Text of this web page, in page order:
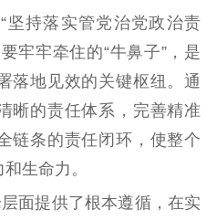
持落实管党治党政治责
牢牢牵住的“牛鼻子”，是
落地见效的关键枢纽。通
晰的责任体系，完善精准
链条的责任闭环，使整个
生命力。
面提供了根本遵循，在实